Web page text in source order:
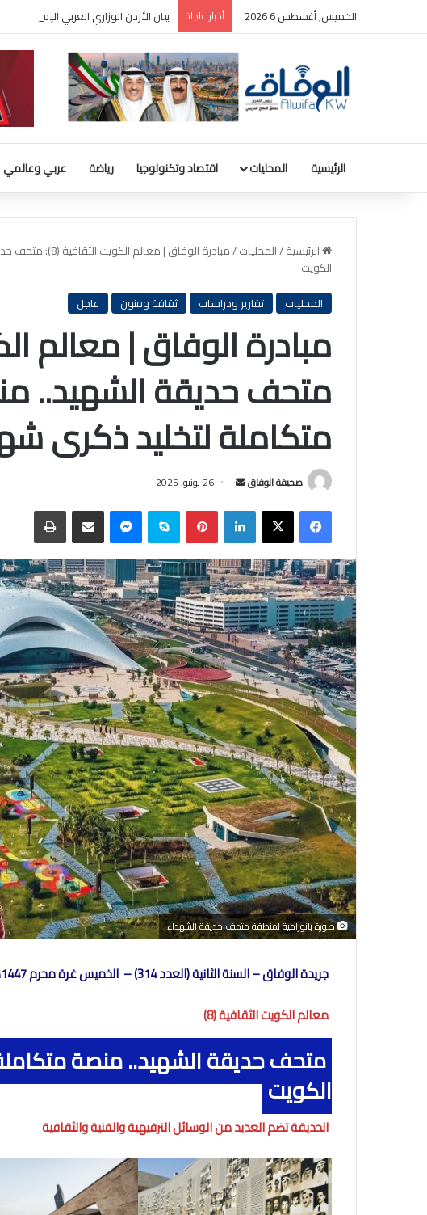
الخميس, أغسطس 6 2026 أخبار عاجلة بيان الأردن الوزاري العربي
الرئيسية المحليات اقتصاد وتكنولوجيا رياضة عربي وعالمي
الرئيسية/المحليات/
مبادرة الوفاق |
الكويت
المحليات
تقارير ودراسات ثقافة وفنون عاجل
متحف حديقة الشهيد..
متكاملة لتخليد ذكرى
صحيفة الوفاق
أرسل
إلكترونيا
26 يونيو، 2025
فيسبوك‫X لينكدإن بينتيريستسكايب ماسنجر مشاركة عبر البريد الطباعة
صورة بانورامية لمنطقة متحف حديقة الشهداء
جريدة الوفاق – السنة الثانية (العدد 314) – الخميس غرة محرم 1447هجري- 26 يونيو 2025
معالم الكويت الثقافية (8)
متحف حديقة الشهيد.. منصة
الكويت
الحديقة تضم العديد من الوسائل الترفيهية والفنية والثقافية